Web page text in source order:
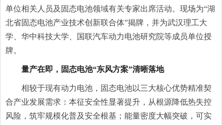
单位相关人员及固态电池领域有关专家出席活动。现场为“湖
北省固态电池产业技术创新联合体”揭牌，并为武汉理工大
学、华中科技大学、国联汽车动力电池研究院等成员单位授
牌。
量产在即，固态电池“东风方案”清晰落地
相较于现有动力电池，固态电池以三大核心优势精准契
合产业发展需求：本征安全性显著提升，从根源降低热失控
风险，筑牢规模化普及安全根基；能量密度大幅突破，可实